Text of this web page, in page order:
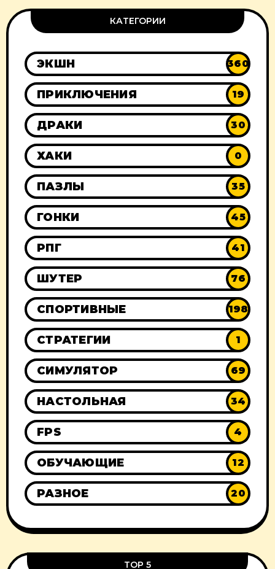
КАТЕГОРИИ
ЭКШН 360
ПРИКЛЮЧЕНИЯ 19
ДРАКИ 30
ХАКИ 0
ПАЗЛЫ 35
ГОНКИ 45
РПГ 41
ШУТЕР 76
СПОРТИВНЫЕ 198
СТРАТЕГИИ 1
СИМУЛЯТОР 69
НАСТОЛЬНАЯ 34
FPS 4
ОБУЧАЮЩИЕ 12
РАЗНОЕ 20
TOP 5